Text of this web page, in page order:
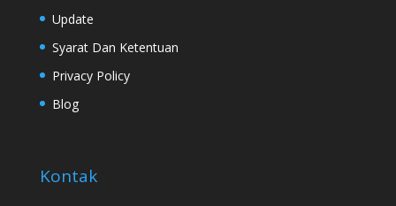
Update
Syarat Dan Ketentuan
Privacy Policy
Blog
Kontak